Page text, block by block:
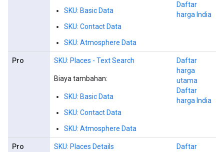
SKU: Basic Data
SKU: Contact Data
SKU: Atmosphere Data
Daftar
harga India
Pro SKU: Places - Text Search
Biaya tambahan:
SKU: Basic Data
SKU: Contact Data
SKU: Atmosphere Data
Daftar
harga
utama
Daftar
harga India
Pro SKU: Places Details
Daftar